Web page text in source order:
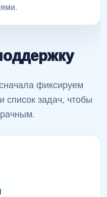
фиксируем
список задач, чтобы